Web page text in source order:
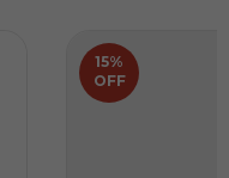
15%
OFF